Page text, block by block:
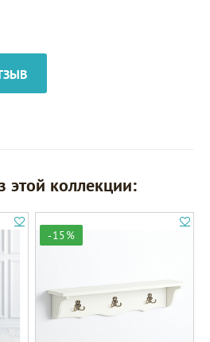
этой коллекции:
-15%